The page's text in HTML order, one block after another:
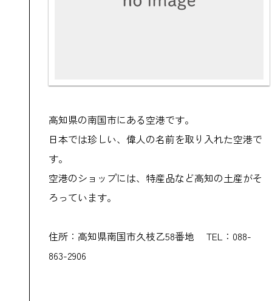
高知県の南国市にある空港です。
日本では珍しい、偉人の名前を取り入れた空港で
す。
空港のショップには、特産品など高知の土産がそ
ろっています。
住所：高知県南国市久枝乙58番地 TEL：088-
863-2906